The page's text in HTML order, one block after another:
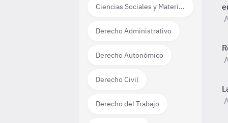
Ciencias Sociales y Materias técnico científicas
Derecho Administrativo
Derecho Autonómico
Derecho Civil
Derecho del Trabajo